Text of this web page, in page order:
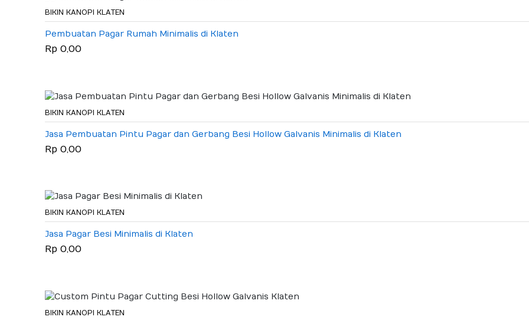
BIKIN KANOPI KLATEN
Pembuatan Pagar Rumah Minimalis di Klaten
Rp 0,00
BIKIN KANOPI KLATEN
Jasa Pembuatan Pintu Pagar dan Gerbang Besi Hollow Galvanis Minimalis di Klaten
Rp 0,00
BIKIN KANOPI KLATEN
Jasa Pagar Besi Minimalis di Klaten
Rp 0,00
BIKIN KANOPI KLATEN